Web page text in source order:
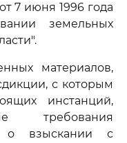
7 июня 1996 года
земельных
материалов,
с которым
инстанций,
требования
о взыскании с